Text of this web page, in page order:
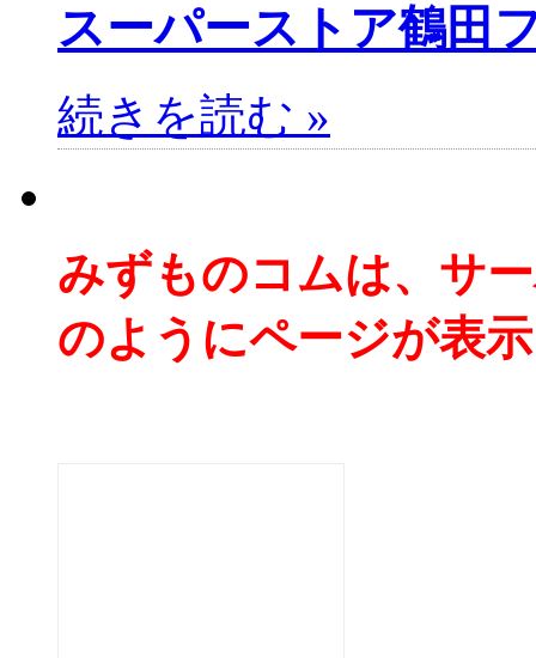
スーパーストア鶴田
続きを読む »
みずものコムは、サ
のようにページが表